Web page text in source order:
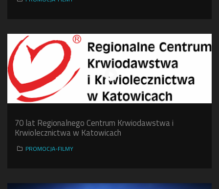
70 lat Regionalnego Centrum Krwiodawstwa i
Krwiolecznictwa w Katowicach
PROMOCJA-FILMY